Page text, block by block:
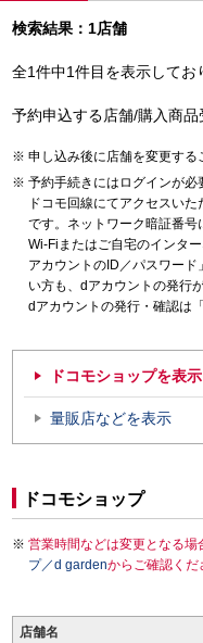
検索結果：1店舗
全1件中1件目を表示してお
予約申込する店舗/購入商品
申し込み後に店舗を変更する
予約手続きにはログインが必
ドコモ回線にてアクセスい
です。ネットワーク暗証番号
Wi-Fiまたはご自宅のインタ
アカウントのID／パスワー
い方も、dアカウントの発行
dアカウントの発行・確認は「
ドコモショップを表示
量販店などを表示
ドコモショップ
営業時間などは変更となる
プ／d gardenからご確認くだ
店舗名